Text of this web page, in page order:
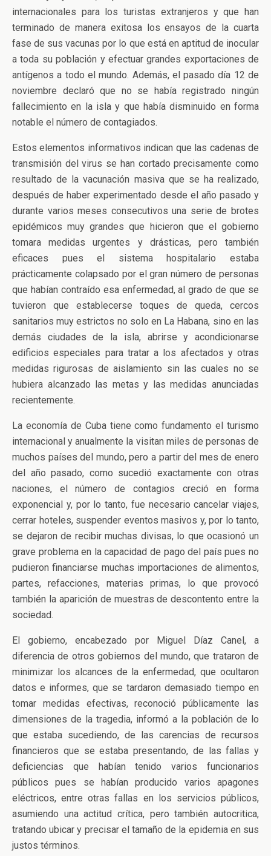
internacionales para los turistas extranjeros y que han
terminado de manera exitosa los ensayos de la cuarta
fase de sus vacunas por lo que está en aptitud de inocular
a toda su población y efectuar grandes exportaciones de
antígenos a todo el mundo. Además, el pasado día 12 de
noviembre declaró que no se había registrado ningún
fallecimiento en la isla y que había disminuido en forma
notable el número de contagiados.
Estos elementos informativos indican que las cadenas de
transmisión del virus se han cortado precisamente como
resultado de la vacunación masiva que se ha realizado,
después de haber experimentado desde el año pasado y
durante varios meses consecutivos una serie de brotes
epidémicos muy grandes que hicieron que el gobierno
tomara medidas urgentes y drásticas, pero también
eficaces pues el sistema hospitalario estaba
prácticamente colapsado por el gran número de personas
que habían contraído esa enfermedad, al grado de que se
tuvieron que establecerse toques de queda, cercos
sanitarios muy estrictos no solo en La Habana, sino en las
demás ciudades de la isla, abrirse y acondicionarse
edificios especiales para tratar a los afectados y otras
medidas rigurosas de aislamiento sin las cuales no se
hubiera alcanzado las metas y las medidas anunciadas
recientemente.
La economía de Cuba tiene como fundamento el turismo
internacional y anualmente la visitan miles de personas de
muchos países del mundo, pero a partir del mes de enero
del año pasado, como sucedió exactamente con otras
naciones, el número de contagios creció en forma
exponencial y, por lo tanto, fue necesario cancelar viajes,
cerrar hoteles, suspender eventos masivos y, por lo tanto,
se dejaron de recibir muchas divisas, lo que ocasionó un
grave problema en la capacidad de pago del país pues no
pudieron financiarse muchas importaciones de alimentos,
partes, refacciones, materias primas, lo que provocó
también la aparición de muestras de descontento entre la
sociedad.
El gobierno, encabezado por Miguel Díaz Canel, a
diferencia de otros gobiernos del mundo, que trataron de
minimizar los alcances de la enfermedad, que ocultaron
datos e informes, que se tardaron demasiado tiempo en
tomar medidas efectivas, reconoció públicamente las
dimensiones de la tragedia, informó a la población de lo
que estaba sucediendo, de las carencias de recursos
financieros que se estaba presentando, de las fallas y
deficiencias que habían tenido varios funcionarios
públicos pues se habían producido varios apagones
eléctricos, entre otras fallas en los servicios públicos,
asumiendo una actitud crítica, pero también autocritica,
tratando ubicar y precisar el tamaño de la epidemia en sus
justos términos.